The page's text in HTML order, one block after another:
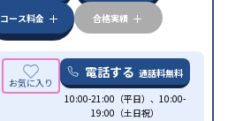
コース料金 合格実績
電話する 通話料無料
10:00-21:00（平日）、10:00-
19:00（土日祝）